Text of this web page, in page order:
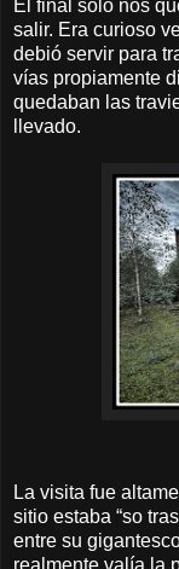
El final sólo nos
salir. Era curioso
debió servir para
vías propiamente
quedaban las
llevado.
La visita fue
sitio estaba “so
entre su
realmente valía la